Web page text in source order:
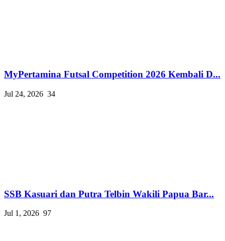
MyPertamina Futsal Competition 2026 Kembali D...
Jul 24, 2026 34
SSB Kasuari dan Putra Telbin Wakili Papua Bar...
Jul 1, 2026 97